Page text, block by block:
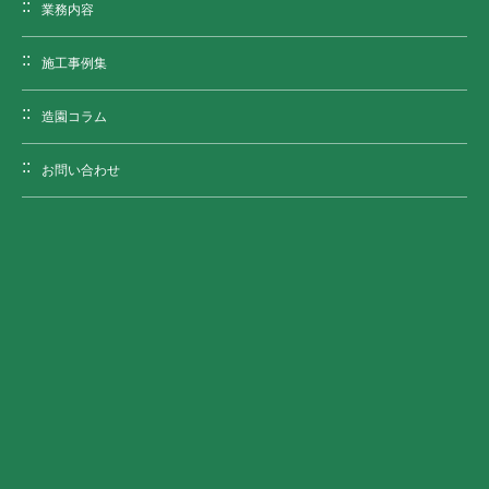
業務内容
施工事例集
造園コラム
お問い合わせ